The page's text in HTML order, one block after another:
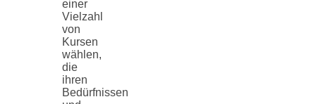
einer
Vielzahl
von
Kursen
wählen,
die
ihren
Bedürfnissen